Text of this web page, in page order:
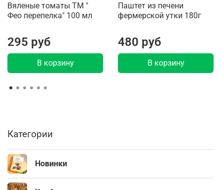
Вяленые томаты ТМ "
Фео перепелка" 100 мл
295 руб
В корзину
Паштет из печени
фермерской утки 180г
480 руб
В корзину
Категории
Новинки